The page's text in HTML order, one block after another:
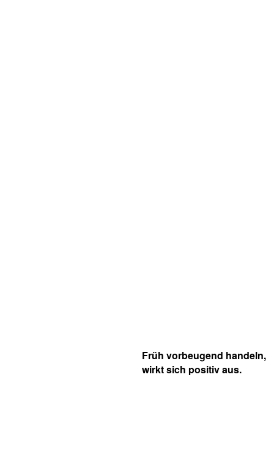
Früh vorbeugend handeln,
wirkt sich positiv aus.